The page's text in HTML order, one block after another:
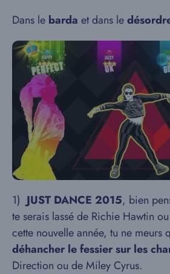
Dans le barda et dans le
1) JUST DANCE 2015, bien
te serais lassé de Richie Hawtin
cette nouvelle année, tu ne meurs
déhancher le fessier sur les
Direction ou de Miley Cyrus.